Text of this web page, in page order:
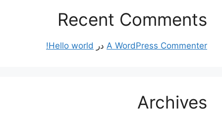
Recent Comments
A WordPress Commenter در Hello world!
Archives